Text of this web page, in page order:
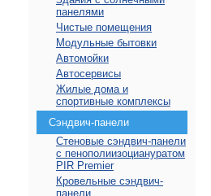
панелями
Чистые помещения
Модульные бытовки
Автомойки
Автосервисы
Жилые дома и
спортивные комплексы
Сэндвич-панели
Стеновые сэндвич-панели
с пенополиизоциануратом
PIR Premier
Кровельные сэндвич-
панели